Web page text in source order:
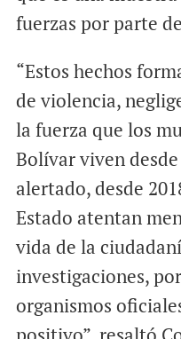
fuerzas por parte
“Estos hechos
de violencia,
la fuerza que los
Bolívar viven
alertado, desde
Estado atentan
vida de la
investigaciones,
organismos